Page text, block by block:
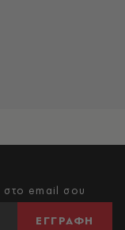
στο email σου
ΕΓΓΡΑΦΗ